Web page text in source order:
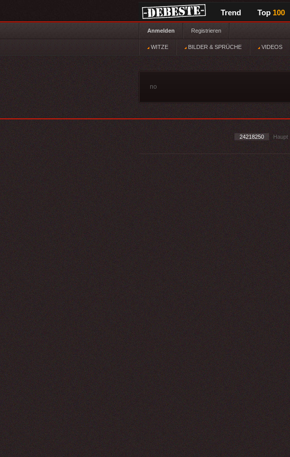
Trend Top 100
Anmelden Registrieren
WITZE BILDER & SPRÜCHE VIDEOS
no
24218250 Haupt